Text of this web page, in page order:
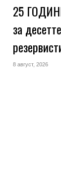
25
за
8 август, 2026